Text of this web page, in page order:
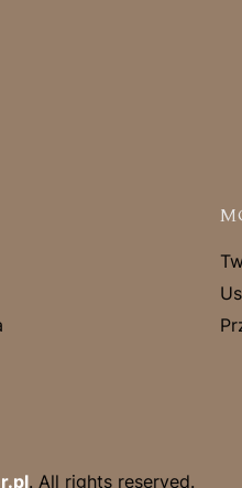
. All rights reserved.